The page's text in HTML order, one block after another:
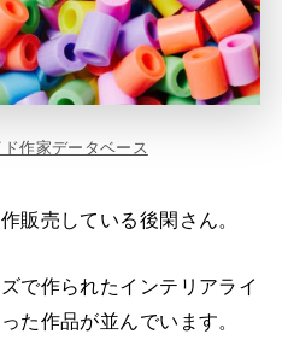
作家データベース
販売している後閑さん。
で作られたインテリアライ
た作品が並んでいます。